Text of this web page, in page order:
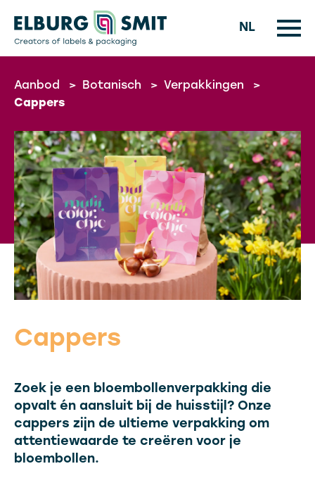
NL
Aanbod > Botanisch > Verpakkingen
>
Cappers
Cappers
Zoek je een bloembollenverpakking die
opvalt én aansluit bij de huisstijl? Onze
cappers zijn de ultieme verpakking om
attentiewaarde te creëren voor je
bloembollen.